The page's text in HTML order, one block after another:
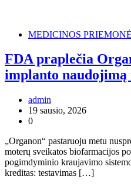
MEDICINOS
FDA praplečia
implanto naudojimą
admin
19 sausio, 2026
0
„Organon“ pastaruoju metu
moterų sveikatos biofarmacijos
pogimdyminio kraujavimo
kreditas: testavimas […]